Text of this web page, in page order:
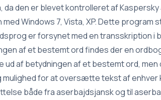
da den er blevet kontrolleret af
med Windows 7, Vista, XP. Dette
er forsynet med en transskription i
af et bestemt ord findes der en
ud af betydningen af et bestemt ord,
mulighed for at oversætte tekst af
både fra aserbajdsjansk og til